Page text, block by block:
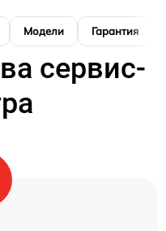
Модели Гарантия
сервис-